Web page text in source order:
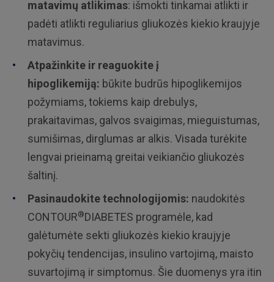
matavimų atlikimas: išmokti tinkamai atlikti ir
padėti atlikti reguliarius gliukozės kiekio kraujyje
matavimus.
Atpažinkite ir reaguokite į
hipoglikemiją: būkite budrūs hipoglikemijos
požymiams, tokiems kaip drebulys,
prakaitavimas, galvos svaigimas, mieguistumas,
sumišimas, dirglumas ar alkis. Visada turėkite
lengvai prieinamą greitai veikiančio gliukozės
šaltinį.
Pasinaudokite technologijomis: naudokitės
CONTOUR®DIABETES programėle, kad
galėtumėte sekti gliukozės kiekio kraujyje
pokyčių tendencijas, insulino vartojimą, maisto
suvartojimą ir simptomus. Šie duomenys yra itin